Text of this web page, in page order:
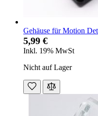
Gehäuse für Motion
5,99 €
Inkl. 19% MwSt
Nicht auf Lager